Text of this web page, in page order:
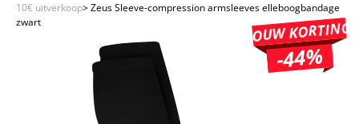
10€ uitverkoop>Zeus Sleeve-compression armsleeves elleboogbandage
zwart
JOUW KORTING
-44%